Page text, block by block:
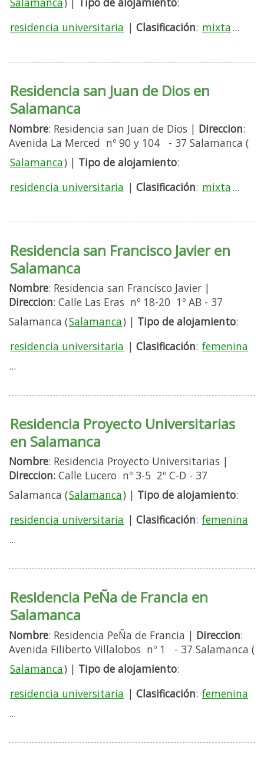
residencia universitaria | Clasificación: mixta...
Residencia san Juan de Dios en
Salamanca
Nombre: Residencia san Juan de Dios | Direccion:
Avenida La Merced nº 90 y 104 - 37 Salamanca (
Salamanca) | Tipo de alojamiento:
residencia universitaria | Clasificación: mixta...
Residencia san Francisco Javier en
Salamanca
Nombre: Residencia san Francisco Javier |
Direccion: Calle Las Eras nº 18-20 1º AB - 37
Salamanca (Salamanca) | Tipo de alojamiento:
residencia universitaria | Clasificación: femenina
...
Residencia Proyecto Universitarias
en Salamanca
Nombre: Residencia Proyecto Universitarias |
Direccion: Calle Lucero nº 3-5 2º C-D - 37
Salamanca (Salamanca) | Tipo de alojamiento:
residencia universitaria | Clasificación: femenina
...
Residencia PeÑa de Francia en
Salamanca
Nombre: Residencia PeÑa de Francia | Direccion:
Avenida Filiberto Villalobos nº 1 - 37 Salamanca (
Salamanca) | Tipo de alojamiento:
residencia universitaria | Clasificación: femenina
...